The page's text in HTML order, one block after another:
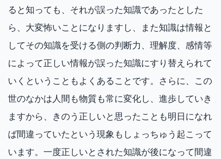
ると知っても、それが誤った知識であったとした
ら、大変怖いことになりますし、また知識は情報と
してその知識を受ける側の判断力、理解度、感情等
によって正しい情報が誤った知識にすり替えられて
いくということもよくあることです。さらに、この
世のなかは人間も物質も常に変化し、進歩していき
ますから、きのう正しいと思ったことも明日になれ
ば間違っていたという現象もしょっちゅう起こって
います。一度正しいとされた知識が後になって間違